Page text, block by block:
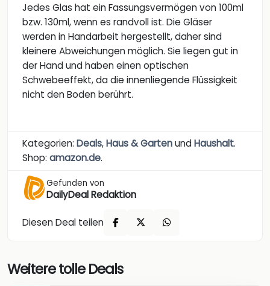
Jedes Glas hat ein Fassungsvermögen von 100ml
bzw. 130ml, wenn es randvoll ist. Die Gläser
werden in Handarbeit hergestellt, daher sind
kleinere Abweichungen möglich. Sie liegen gut in
der Hand und haben einen optischen
Schwebeeffekt, da die innenliegende Flüssigkeit
nicht den Boden berührt.
Kategorien: Deals,Haus & GartenundHaushalt.
Shop: amazon.de.
Gefunden von
DailyDeal Redaktion
Diesen Deal teilen
Weitere tolle Deals